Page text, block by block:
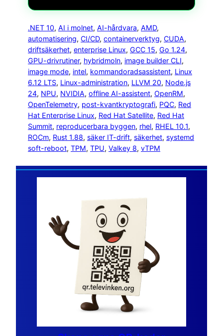
.NET 10, AI i molnet, AI-hårdvara, AMD
automatisering, CI/CD, containerverktyg, CUDA
driftsäkerhet, enterprise Linux, GCC 15, Go 1.24
GPU-drivrutiner, hybridmoln, image builder CLI
image mode, intel, kommandoradsassistent, Linux
6.12 LTS, Linux-administration, LLVM 20, Node.js
24, NPU, NVIDIA, offline AI-assistent, OpenRM
OpenTelemetry, post-kvantkryptografi, PQC, Red
Hat Enterprise Linux, Red Hat Satellite, Red Hat
Summit, reproducerbara byggen, rhel, RHEL 10.1
ROCm, Rust 1.88, säker IT-drift, säkerhet, systemd
soft-reboot, TPM, TPU, Valkey 8, vTPM